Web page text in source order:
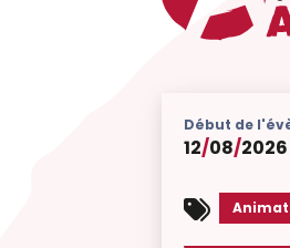
Début de
12/08/2026